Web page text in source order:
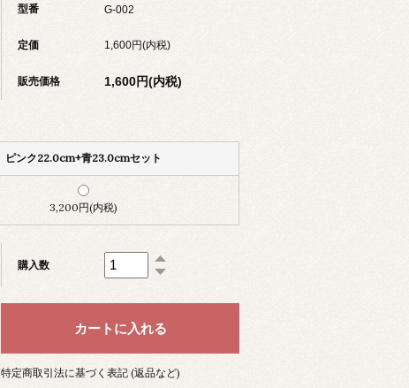
型番 G-002
定価 1,600円(内税)
販売価格 1,600円(内税)
ピンク22.0cm+青23.0cmセット
3,200円(内税)
購入数
特定商取引法に基づく表記 (返品など)